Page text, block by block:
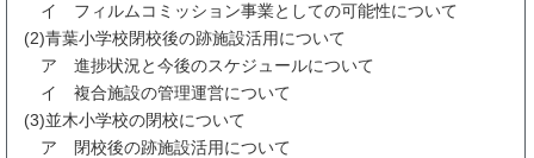
イ フィルムコミッション事業としての可能性について
(2)青葉小学校閉校後の跡施設活用について
ア 進捗状況と今後のスケジュールについて
イ 複合施設の管理運営について
(3)並木小学校の閉校について
ア 閉校後の跡施設活用について